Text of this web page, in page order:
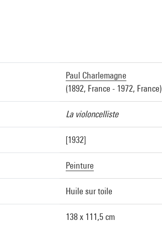
Paul Charlemagne
(1892, France - 1972, France)
La violoncelliste
[1932]
Peinture
Huile sur toile
138 x 111,5 cm